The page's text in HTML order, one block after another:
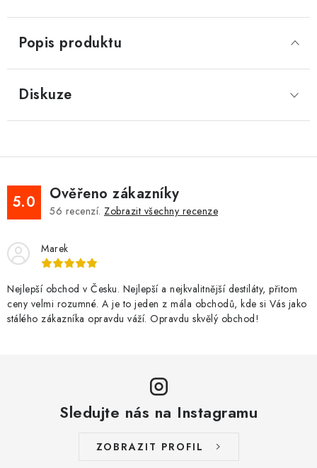
Popis produktu
Diskuze
5.0 Ověřeno zákazníky
56 recenzí. Zobrazit všechny recenze
Marek
Nejlepší obchod v Česku. Nejlepší a nejkvalitnější destiláty, přitom
ceny velmi rozumné. A je to jeden z mála obchodů, kde si Vás jako
stálého zákazníka opravdu váží. Opravdu skvělý obchod!
Sledujte nás na Instagramu
ZOBRAZIT PROFIL